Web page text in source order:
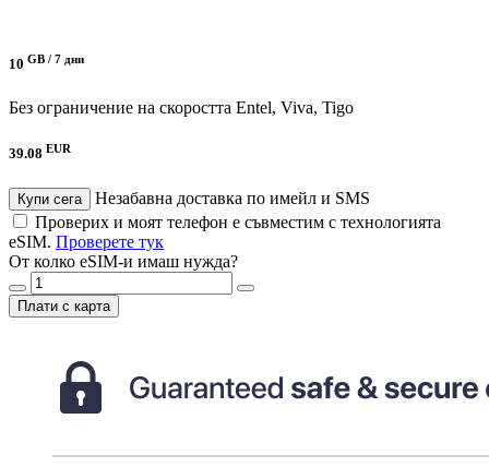
10 GB / 7 дни
Без ограничение на скоростта Entel, Viva, Tigo
39.08 EUR
Купи сега
Незабавна доставка по имейл и SMS
Проверих и моят телефон е съвместим с технологията
eSIM. Проверете тук
От колко eSIM-и имаш нужда?
Плати с карта